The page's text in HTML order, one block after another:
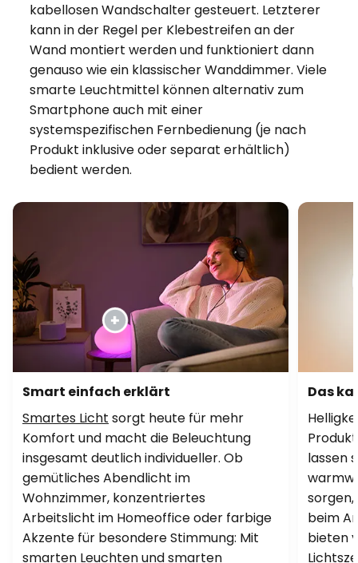
kabellosen Wandschalter gesteuert. Letzterer
kann in der Regel per Klebestreifen an der
Wand montiert werden und funktioniert dann
genauso wie ein klassischer Wanddimmer. Viele
smarte Leuchtmittel können alternativ zum
Smartphone auch mit einer
systemspezifischen Fernbedienung (je nach
Produkt inklusive oder separat erhältlich)
bedient werden.
Smart einfach erklärt
Smartes Licht sorgt heute für mehr
Komfort und macht die Beleuchtung
insgesamt deutlich individueller. Ob
gemütliches Abendlicht im
Wohnzimmer, konzentriertes
Arbeitslicht im Homeoffice oder farbige
Akzente für besondere Stimmung: Mit
smarten Leuchten und smarten
Das
lassen
sorgen,
beim
bieten